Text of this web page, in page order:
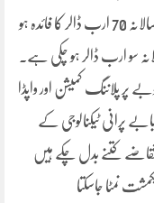
ایک تخمینے کے مطابق سواں ڈیم سے معیشت کو سالانہ 70 ارب ڈالر کا فائدہ ہو
سو ارب ڈالر ہو چکی ہے۔
پر پلاننگ کمیشن اور واپڈا
پرانی ٹیکنالوجی کے
کتنے بدل چکے ہیں
نمٹا جاسکتا